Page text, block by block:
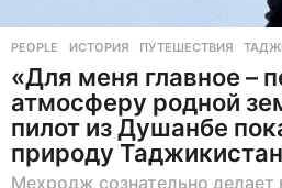
PEOPLE ИСТОРИЯ ,ПУТЕШЕСТВИЯ ,
«Для меня главное –
атмосферу родной
пилот из Душанбе
природу
Мехродж сознательно делает